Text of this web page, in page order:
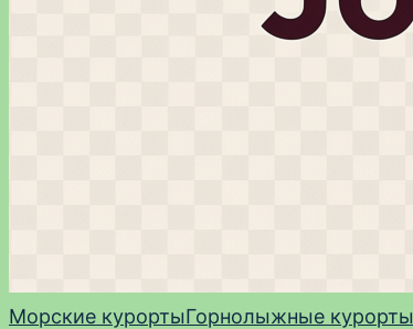
Морские курортыГорнолыжные курорты